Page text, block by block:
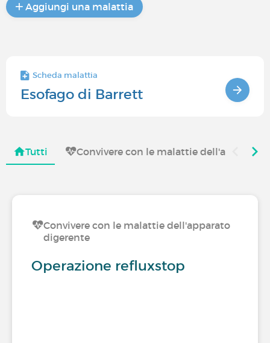
Aggiungi una malattia
Scheda malattia
Esofago di Barrett
Tutti Convivere con le malattie dell'apparato
Convivere con le malattie dell'apparato
digerente
Operazione refluxstop